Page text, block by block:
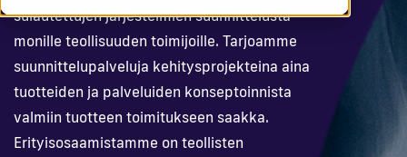
Kirjaudu
Ota yhteyttä
En
sulautettujen järjestelmien suunnittelusta
monille teollisuuden toimijoille. Tarjoamme
suunnittelupalveluja kehitysprojekteina aina
tuotteiden ja palveluiden konseptoinnista
valmiin tuotteen toimitukseen saakka.
Erityisosaamistamme on teollisten